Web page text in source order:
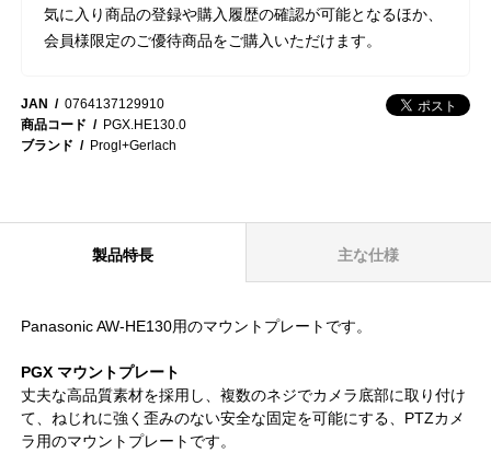
気に入り商品の登録や購入履歴の確認が可能となるほか、
会員様限定のご優待商品をご購入いただけます。
JAN
0764137129910
商品コード
PGX.HE130.0
ブランド
Progl+Gerlach
製品特長 主な仕様
Panasonic AW-HE130用のマウントプレートです。
PGX マウントプレート
丈夫な高品質素材を採用し、複数のネジでカメラ底部に取り付け
て、ねじれに強く歪みのない安全な固定を可能にする、PTZカメ
ラ用のマウントプレートです。